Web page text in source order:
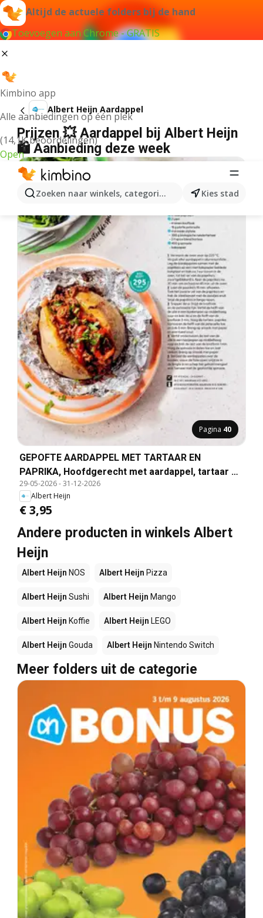
Altijd de actuele folders bij de hand
Toevoegen aan Chrome - GRATIS
Kimbino app
Alle aanbiedingen op één plek
(14,1K beoordelingen)
Open
Zoeken naar winkels, categorieën, producten...
Kies stad
Albert Heijn Aardappel
Prijzen 💥 Aardappel bij Albert Heijn
🛍️ Aanbieding deze week
Pagina 40
GEPOFTE AARDAPPEL MET TARTAAR EN
PAPRIKA, Hoofdgerecht met aardappel, tartaar en
paprika voor 4 personen.
29-05-2026-31-12-2026
Albert Heijn
€ 3,95
Andere producten in winkels Albert
Heijn
Albert Heijn NOS Albert Heijn Pizza
Albert Heijn Sushi Albert Heijn Mango
Albert Heijn Koffie Albert Heijn LEGO
Albert Heijn Gouda Albert Heijn Nintendo Switch
Meer folders uit de categorie